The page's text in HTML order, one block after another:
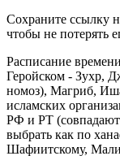
Сохраните ссылку
чтобы не потерять
Расписание
Геройском - Зухр,
номоз), Магриб,
исламских
РФ и РТ
выбрать как по
Шафиитскому,